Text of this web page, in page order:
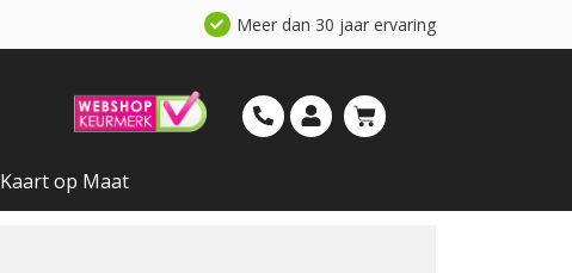
Meer dan 30 jaar ervaring
Kaart op Maat